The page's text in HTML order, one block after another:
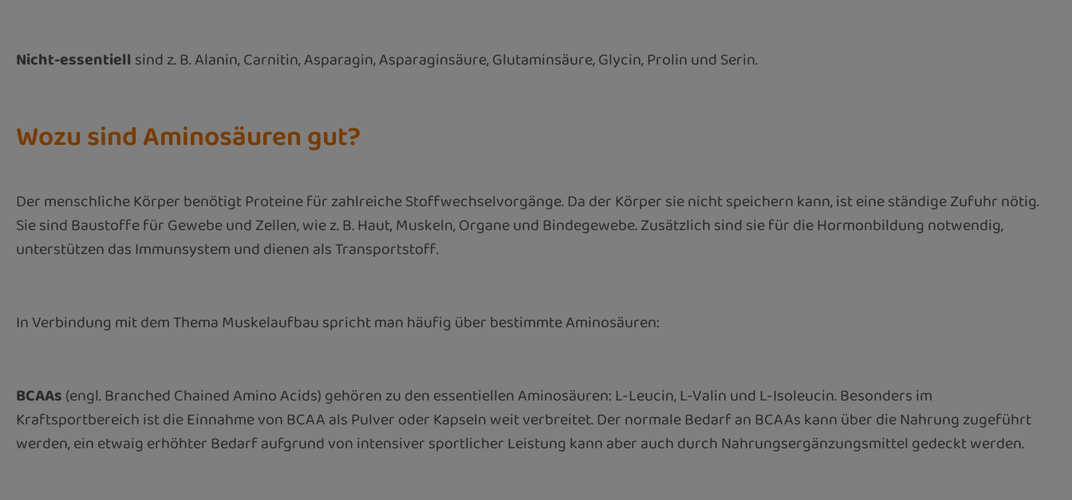
Nicht-essentiellsind z. B. Alanin, Carnitin, Asparagin, Asparaginsäure, Glutaminsäure, Glycin, Prolin und Serin.
Wozu sind Aminosäuren gut?
Der menschliche Körper benötigt Proteine für zahlreiche Stoffwechselvorgänge. Da der Körper sie nicht speichern kann, ist eine ständige Zufuhr nötig.
Sie sind Baustoffe für Gewebe und Zellen, wie z. B. Haut, Muskeln, Organe und Bindegewebe. Zusätzlich sind sie für die Hormonbildung notwendig,
unterstützen das Immunsystem und dienen als Transportstoff.
In Verbindung mit dem Thema Muskelaufbau spricht man häufig über bestimmte Aminosäuren:
BCAAs(engl. Branched Chained Amino Acids) gehören zu den essentiellen Aminosäuren: L-Leucin, L-Valin und L-Isoleucin. Besonders im
Kraftsportbereich ist die Einnahme von BCAA als Pulver oder Kapseln weit verbreitet. Der normale Bedarf an BCAAs kann über die Nahrung zugeführt
werden, ein etwaig erhöhter Bedarf aufgrund von intensiver sportlicher Leistung kann aber auch durch Nahrungsergänzungsmittel gedeckt werden.